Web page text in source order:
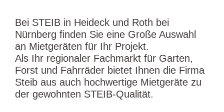
Bei STEIB in Heideck und Roth bei
Nürnberg finden Sie eine Große Auswahl
an Mietgeräten für Ihr Projekt.
Als Ihr regionaler Fachmarkt für Garten,
Forst und Fahrräder bietet Ihnen die Firma
Steib aus auch hochwertige Mietgeräte zu
der gewohnten STEIB-Qualität.